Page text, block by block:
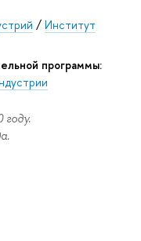
/ Институт
программы: